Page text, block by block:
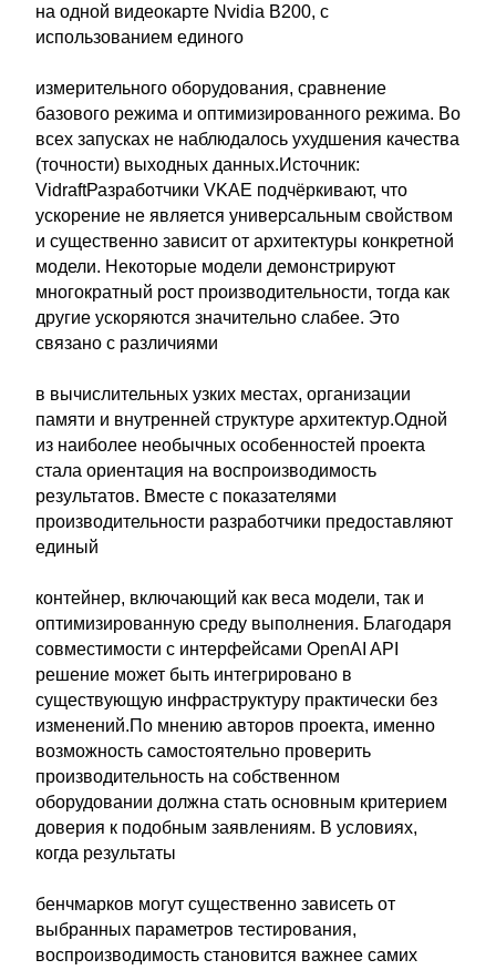
на одной видеокарте Nvidia B200, с
использованием единого
измерительного оборудования, сравнение
базового режима и оптимизированного режима. Во
всех запусках не наблюдалось ухудшения качества
(точности) выходных данных.Источник:
VidraftРазработчики VKAE подчёркивают, что
ускорение не является универсальным свойством
и существенно зависит от архитектуры конкретной
модели. Некоторые модели демонстрируют
многократный рост производительности, тогда как
другие ускоряются значительно слабее. Это
связано с различиями
в вычислительных узких местах, организации
памяти и внутренней структуре архитектур.Одной
из наиболее необычных особенностей проекта
стала ориентация на воспроизводимость
результатов. Вместе с показателями
производительности разработчики предоставляют
единый
контейнер, включающий как веса модели, так и
оптимизированную среду выполнения. Благодаря
совместимости с интерфейсами OpenAI API
решение может быть интегрировано в
существующую инфраструктуру практически без
изменений.По мнению авторов проекта, именно
возможность самостоятельно проверить
производительность на собственном
оборудовании должна стать основным критерием
доверия к подобным заявлениям. В условиях,
когда результаты
бенчмарков могут существенно зависеть от
выбранных параметров тестирования,
воспроизводимость становится важнее самих